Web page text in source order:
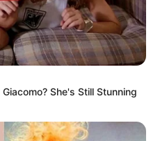
She's Still Stunning